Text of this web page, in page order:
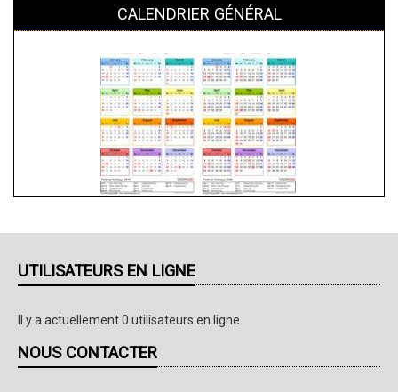
CALENDRIER GÉNÉRAL
UTILISATEURS EN LIGNE
Il y a actuellement 0 utilisateurs en ligne.
NOUS CONTACTER